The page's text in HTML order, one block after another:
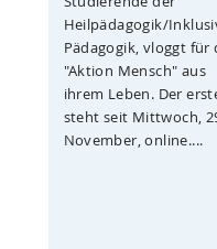
Heilpädagogik/
Pädagogik, vloggt für
"Aktion Mensch" aus
ihrem Leben. Der
steht seit Mittwoch,
November, online....